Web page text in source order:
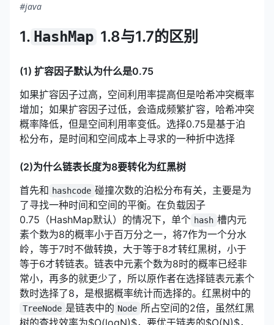
#java
1. HashMap 1.8与1.7的区别
(1) 扩容因子默认为什么是0.75
如果扩容因子过高，空间利用率提高但是哈希冲突概率
增加；如果扩容因子过低，会造成频繁扩容，哈希冲突
概率降低，但是空间利用率变低。选择0.75是基于泊
松分布，是时间和空间成本上寻求的一种折中选择
(2)为什么链表长度为8要转化为红黑树
首先和 hashcode 碰撞次数的泊松分布有关，主要是为
了寻找一种时间和空间的平衡。在负载因子
0.75（HashMap默认）的情况下，单个 hash 槽内元
素个数为8的概率小于百万分之一，将7作为一个分水
岭，等于7时不做转换，大于等于8才转红黑树，小于
等于6才转链表。链表中元素个数为8时的概率已经非
常小，再多的就更少了，所以原作者在选择链表元素个
数时选择了8，是根据概率统计而选择的。红黑树中的
TreeNode 是链表中的 Node 所占空间的2倍，虽然红黑